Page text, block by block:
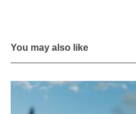
You may also like